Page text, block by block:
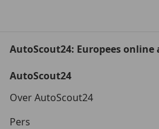
AutoScout24: Europees
AutoScout24
Over AutoScout24
Pers